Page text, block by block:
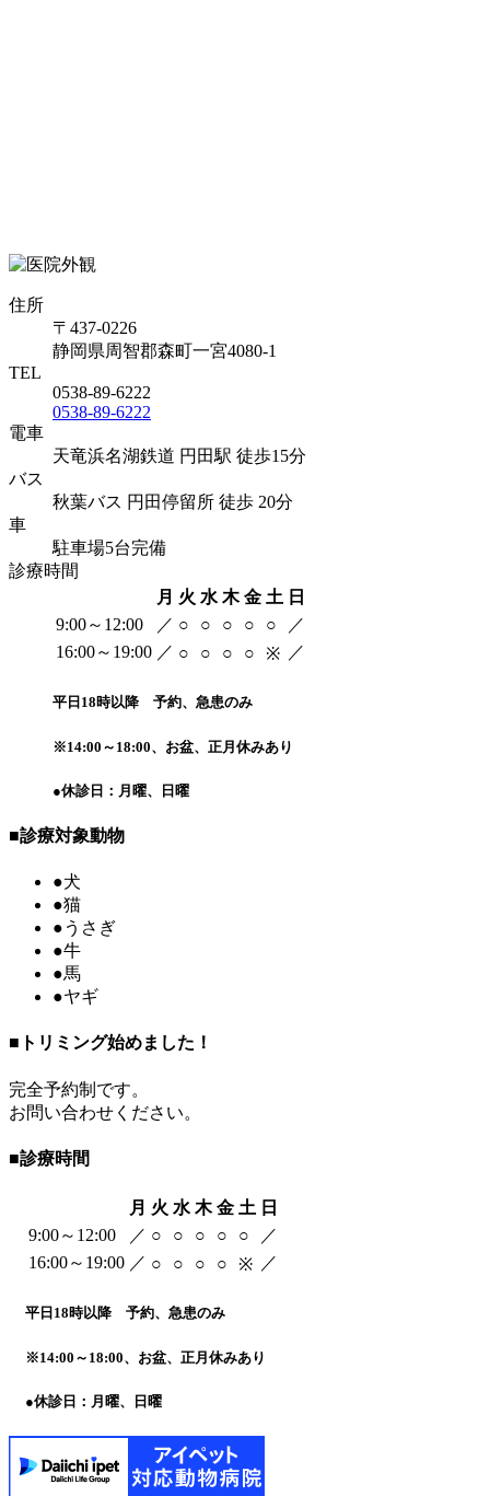
住所
〒437-0226
静岡県周智郡森町一宮4080-1
TEL
0538-89-6222
0538-89-6222
電車
天竜浜名湖鉄道 円田駅 徒歩15分
バス
秋葉バス 円田停留所 徒歩 20分
車
駐車場5台完備
診療時間
月 火 水 木 金 土 日
9:00～12:00
／ ○ ○ ○ ○ ○
／
16:00～19:00 ／ ○ ○ ○ ○ ※ ／
平日18時以降 予約、急患のみ
※14:00～18:00、お盆、正月休みあり
●休診日：月曜、日曜
■診療対象動物
●犬
●猫
● うさぎ
●牛
●馬
●ヤギ
■ トリミング始めました！
完全予約制です。
お問い合わせください。
■診療時間
月 火 水 木 金 土 日
9:00～12:00
／ ○ ○ ○ ○ ○
／
16:00～19:00 ／ ○ ○ ○ ○ ※ ／
平日18時以降 予約、急患のみ
※14:00～18:00、お盆、正月休みあり
●休診日：月曜、日曜